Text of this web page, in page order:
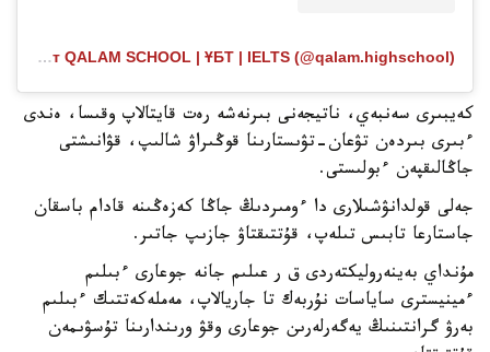
Публикация от QALAM SCHOOL | ҰБТ | IELTS (@qalam.highschool)
كەيبىرى سەنبەي، ناتيجەنى بىرنەشە رەت قايتالاپ وقىسا، ەندى
ءبىرى بىردەن تۋعان-تۋىستارىنا قوڭىراۋ شالىپ، قۋانىشتى
جاڭالىقپەن ءبولىستى.
جەلى قولدانۋشىلارى دا ءومىردىڭ جاڭا كەزەڭىنە قادام باسقان
جاستارعا تابىس تىلەپ، قۇتتىقتاۋ جازىپ جاتىر.
مۇنداي بەينەروليكتەردى ق ر عىلىم جانە جوعارى ءبىلىم
ءمينيسترى ساياسات نۇربەك تا جاريالاپ، مەملەكەتتىك ءبىلىم
بەرۋ گرانتىنىڭ يەگەرلەرىن جوعارى وقۋ ورىندارىنا تۇسۋىمەن